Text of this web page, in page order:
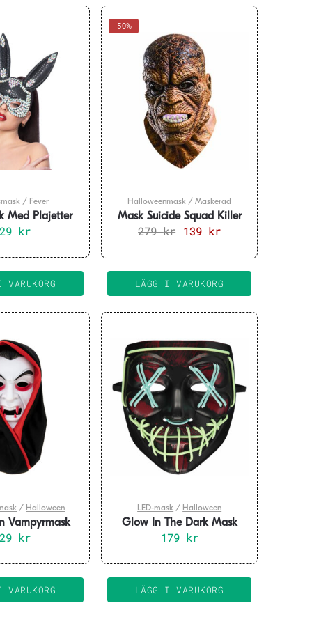
/ Fever
Med Plajetter
Svartkr
-50%
Halloweenmask /Maskerad
Mask Suicide Squad Killer
Croc
279kr
Det
priset
139 krDet
nuvarande
priset
LÄGG I VARUKORG
/ Halloween
Vampyrmask
43x18cm
kr
LED-mask / Halloween
Glow In The Dark Mask
179 kr
LÄGG I VARUKORG